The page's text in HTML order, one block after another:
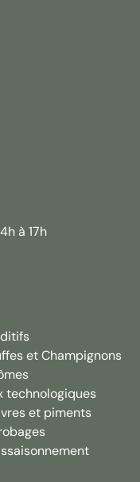
à 17h
et Champignons
technologiques
et piments